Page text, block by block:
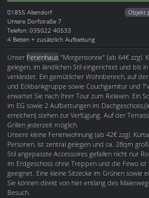
01855 Altendorf
Untere Dorfstraße 7
Telefon: 035022 40533
4 Betten + zusätzlich Aufbettung
Objekt
Unser Ferienhaus "Morgensonne" (ab 64€ zzgl.
gelegen, im ländlichen Stil eingerichtet und bis
verkleidet. Ein gemütlicher Wohnbereich, auf
und Eckbankgruppe sowie Couchgarnitur und
erwartet Sie nach Ihrer Tour zum Relaxen. Ein
im EG sowie 2 Aufbettungen im
erreichen) stehen zur Verfügung. Auf der
Grillen jederzeit möglich.
Unsere kleine Ferienwohnung (ab 42€ zzgl.
Personen, ist zentral gelegen und ca. 28qm
Stil angepasste Accessoires gefallen nicht nur
im Erdgeschoss ohne Treppen und die Fewo
geeignet. Eine kleine Sitzecke im Grünen
Sie können direkt von hier entlang des
Besuch.